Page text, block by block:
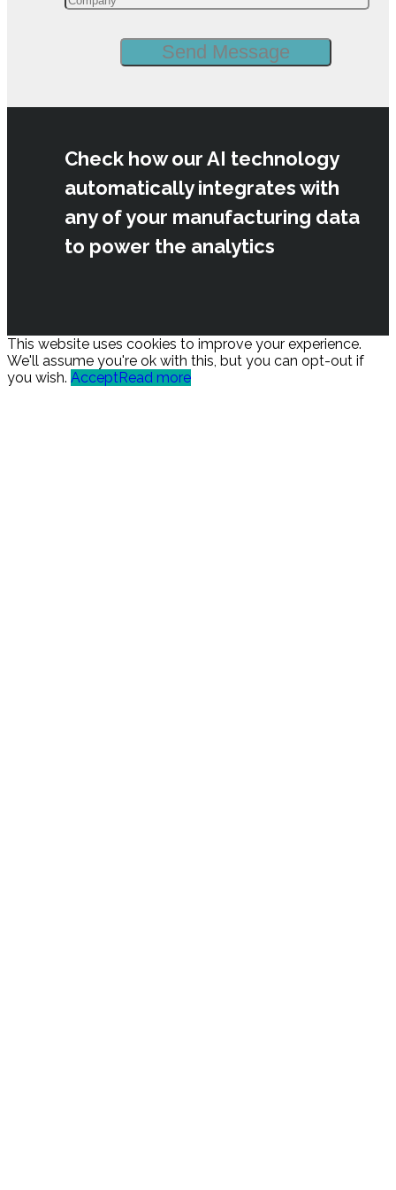
Check how our AI technology
automatically integrates with
any of your manufacturing data
to power the analytics
This website uses cookies to improve your experience.
We'll assume you're ok with this, but you can opt-out if
you wish. AcceptRead more